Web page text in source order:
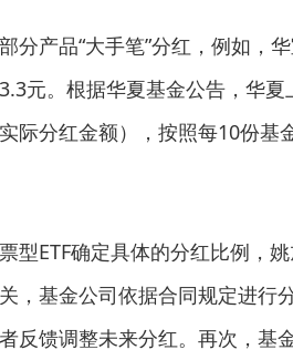
分产品“大手笔”分红，例如，
元。根据华夏基金公告，华
际分红金额），按照每10份基
型ETF确定具体的分红比例，
，基金公司依据合同规定进行
反馈调整未来分红。再次，基